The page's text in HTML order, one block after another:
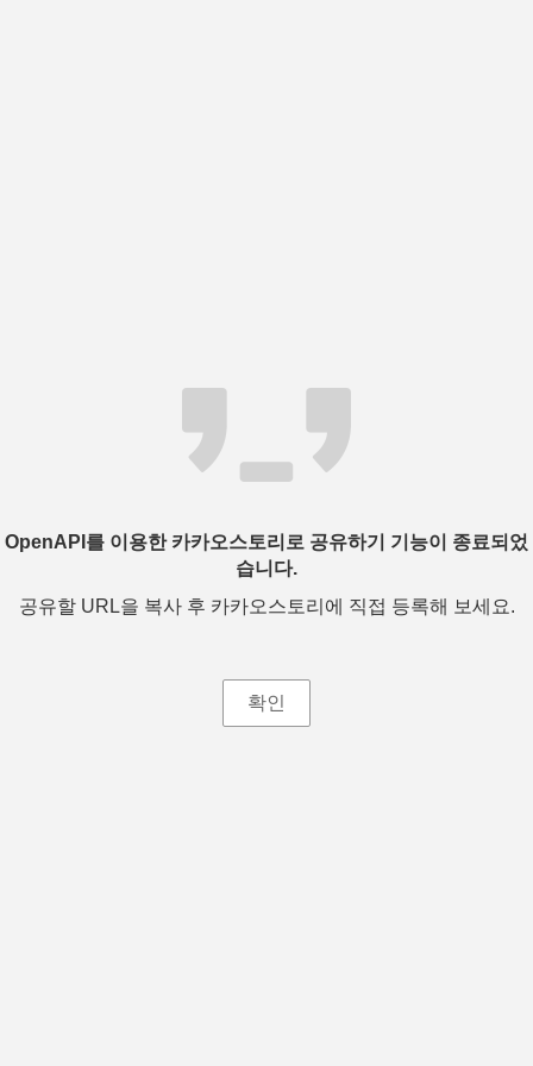
OpenAPI를 이용한 카카오스토리로 공유하기 기능이 종료되었
습니다.
공유할 URL을 복사 후 카카오스토리에 직접 등록해 보세요.
확인